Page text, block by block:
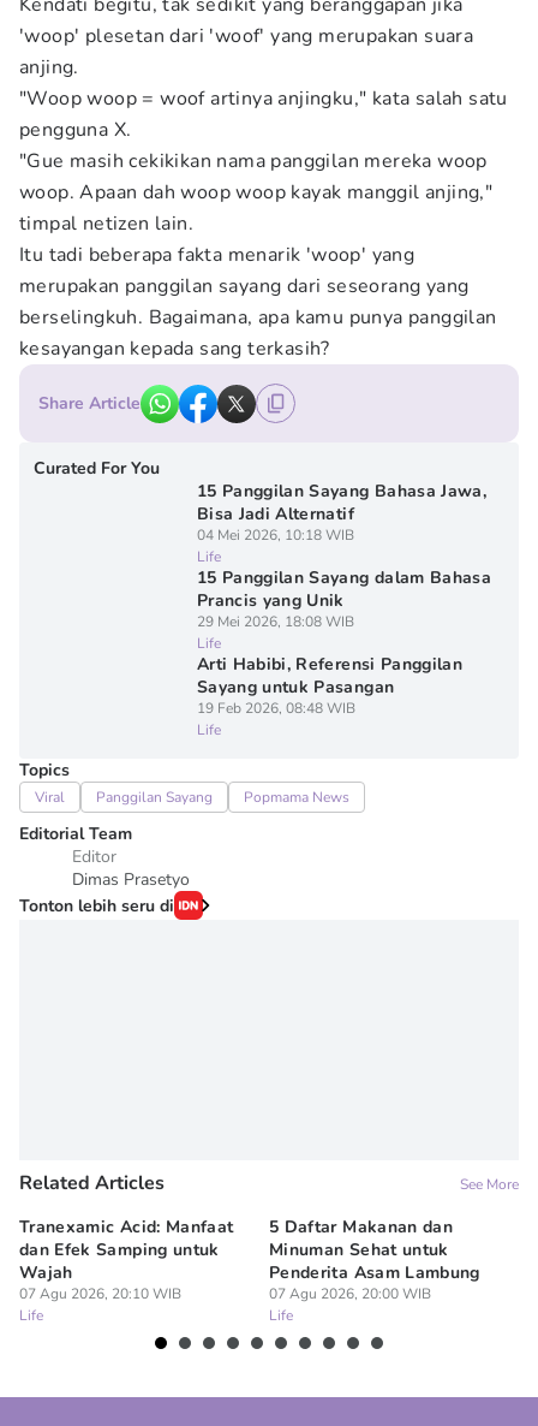
'woop' plesetan dari 'woof' yang merupakan suara
anjing.
"Woop woop = woof artinya anjingku," kata salah satu
pengguna X.
"Gue masih cekikikan nama panggilan mereka woop
woop. Apaan dah woop woop kayak manggil anjing,"
timpal netizen lain.
Itu tadi beberapa fakta menarik 'woop' yang
merupakan panggilan sayang dari seseorang yang
berselingkuh. Bagaimana, apa kamu punya panggilan
kesayangan kepada sang terkasih?
Share Article
Curated For You
15 Panggilan Sayang Bahasa Jawa,
Bisa Jadi Alternatif
04 Mei 2026, 10:18 WIB
Life
15 Panggilan Sayang dalam Bahasa
Prancis yang Unik
29 Mei 2026, 18:08 WIB
Life
Arti Habibi, Referensi Panggilan
Sayang untuk Pasangan
19 Feb 2026, 08:48 WIB
Life
Topics
Viral Panggilan Sayang Popmama News
Editorial Team
Editor
Dimas Prasetyo
Tonton lebih seru di
Related Articles See More
Tranexamic Acid: Manfaat
dan Efek Samping untuk
Wajah
07 Agu 2026, 20:10 WIB
Life
5 Daftar Makanan dan
Minuman Sehat untuk
Penderita Asam Lambung
07 Agu 2026, 20:00 WIB
Life